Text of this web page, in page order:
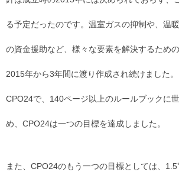
る予定だったのです。温室ガスの抑制や、温
の資金援助など、様々な要素を解決するため
2015年から3年間に渡り作成され続けました
CPO24で、140ページ以上のルールブックに
め、CPO24は一つの目標を達成しました。
また、CPO24のもう一つの目標としては、